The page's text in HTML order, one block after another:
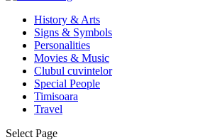
History & Arts
Signs & Symbols
Personalities
Movies & Music
Clubul cuvintelor
Special People
Timisoara
Travel
Select Page